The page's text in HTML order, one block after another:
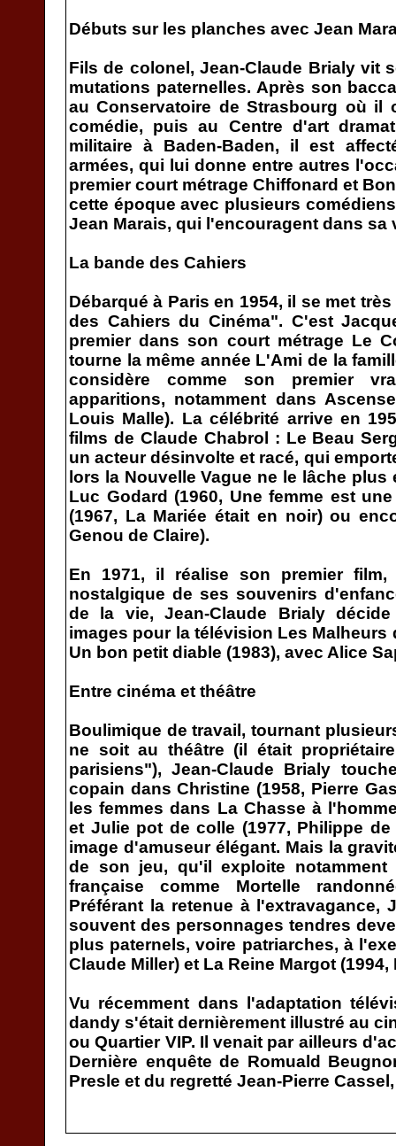
Débuts sur les planches avec Jean
Fils de colonel, Jean-Claude Brialy vit
mutations paternelles. Après son
au Conservatoire de Strasbourg où il
comédie, puis au Centre d'art
militaire à Baden-Baden, il est
armées, qui lui donne entre autres
premier court métrage Chiffonard et
cette époque avec plusieurs
Jean Marais, qui l'encouragent dans sa
La bande des Cahiers
Débarqué à Paris en 1954, il se met
des Cahiers du Cinéma". C'est
premier dans son court métrage Le
tourne la même année L'Ami de la
considère comme son premier
apparitions, notamment dans
Louis Malle). La célébrité arrive en
films de Claude Chabrol : Le Beau
un acteur désinvolte et racé, qui
lors la Nouvelle Vague ne le lâche
Luc Godard (1960, Une femme est
(1967, La Mariée était en noir) ou
Genou de Claire).
En 1971, il réalise son premier film,
nostalgique de ses souvenirs
de la vie, Jean-Claude Brialy
images pour la télévision Les Malheurs
Un bon petit diable (1983), avec Alice
Entre cinéma et théâtre
Boulimique de travail, tournant
ne soit au théâtre (il était
parisiens"), Jean-Claude Brialy
copain dans Christine (1958, Pierre
les femmes dans La Chasse à
et Julie pot de colle (1977, Philippe
image d'amuseur élégant. Mais la
de son jeu, qu'il exploite
française comme Mortelle
Préférant la retenue à l'extravagance,
souvent des personnages tendres
plus paternels, voire patriarches, à
Claude Miller) et La Reine Margot (1994,
Vu récemment dans l'adaptation
dandy s'était dernièrement illustré au
ou Quartier VIP. Il venait par ailleurs
Dernière enquête de Romuald
Presle et du regretté Jean-Pierre